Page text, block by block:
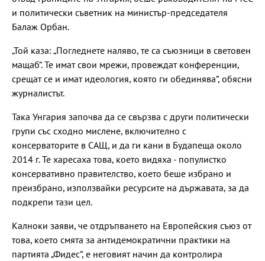
и политически съветник на министър-председателя
Балаж Орбан.
„Той каза: „Погледнете наляво, те са съюзници в световен
мащаб“. Те имат свои мрежи, провеждат конференции,
срещат се и имат идеология, която ги обединява“, обясни
журналистът.
Така Унгария започва да се свързва с други политически
групи със сходно мислене, включително с
консерваторите в САЩ, и да ги кани в Будапеща около
2014 г. Те харесаха това, което видяха - популистко
консервативно правителство, което беше избрано и
преизбрано, използвайки ресурсите на държавата, за да
подкрепи тази цел.
Калноки заяви, че отдръпването на Европейския съюз от
това, което смята за антидемократични практики на
партията „Фидес“, е неговият начин да контролира